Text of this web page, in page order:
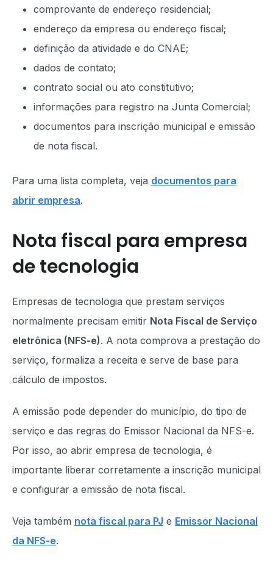
comprovante de endereço residencial;
endereço da empresa ou endereço fiscal;
definição da atividade e do CNAE;
dados de contato;
contrato social ou ato constitutivo;
informações para registro na Junta Comercial;
documentos para inscrição municipal e emissão
de nota fiscal.
Para uma lista completa, veja documentos para
abrir empresa.
Nota fiscal para empresa
de tecnologia
Empresas de tecnologia que prestam serviços
normalmente precisam emitir Nota Fiscal de Serviço
eletrônica (NFS-e). A nota comprova a prestação do
serviço, formaliza a receita e serve de base para
cálculo de impostos.
A emissão pode depender do município, do tipo de
serviço e das regras do Emissor Nacional da NFS-e.
Por isso, ao abrir empresa de tecnologia, é
importante liberar corretamente a inscrição municipal
e configurar a emissão de nota fiscal.
Veja também nota fiscal para PJ e Emissor Nacional
da NFS-e.